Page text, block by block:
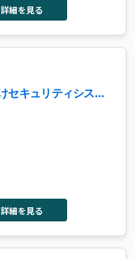
詳細を見る
セキュリティシステ
詳細を見る